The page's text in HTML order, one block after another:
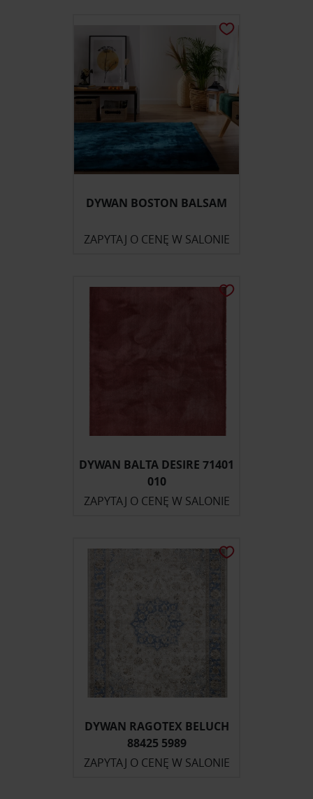
DYWAN BOSTON BALSAM
ZAPYTAJ O CENĘ W SALONIE
DYWAN BALTA DESIRE 71401
010
ZAPYTAJ O CENĘ W SALONIE
DYWAN RAGOTEX BELUCH
88425 5989
ZAPYTAJ O CENĘ W SALONIE